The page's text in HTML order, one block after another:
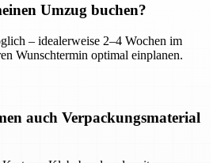
Umzug buchen?
– idealerweise 2–4 Wochen im
Wunschtermin optimal einplanen.
auch Verpackungsmaterial